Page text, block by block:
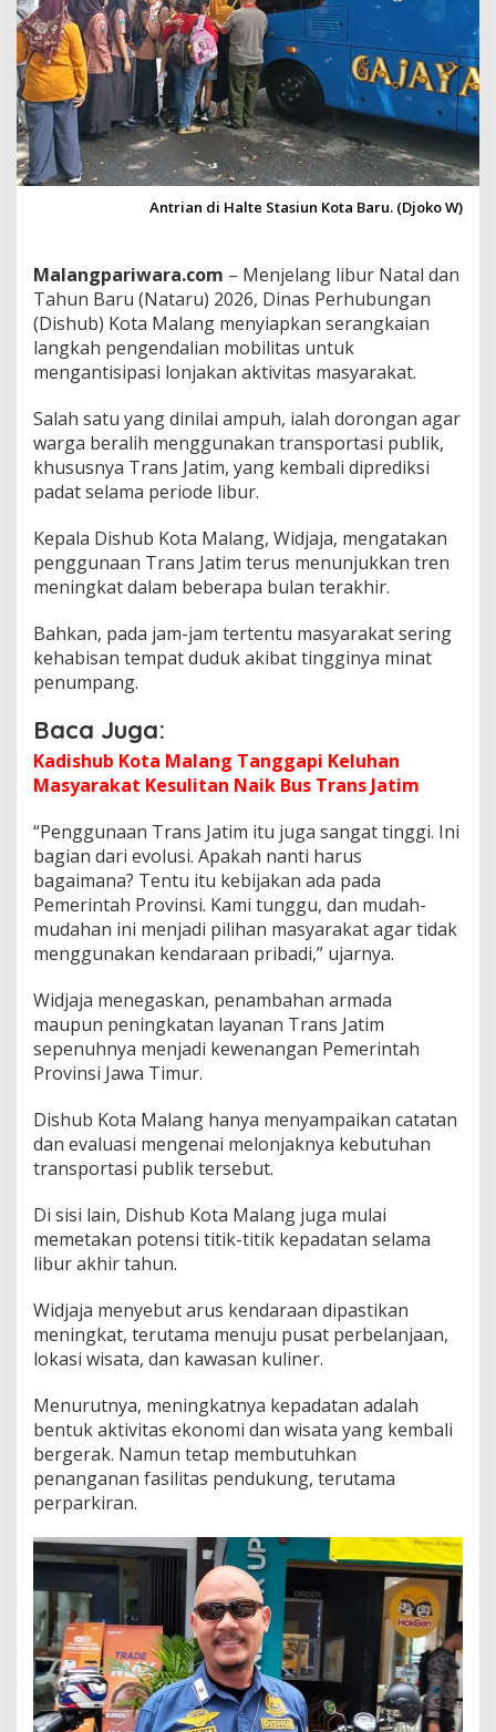
n
B
a
r
,
D
s
h
u
o
t
a
M
a
l
n
g
H
i
m
a
u
W
a
g
a
G
k
a
n
r
a
n
s
J
a
t
m
Antrian di Halte Stasiun Kota Baru. (Djoko W)
Malangpariwara.com – Menjelang libur Natal dan
Tahun Baru (Nataru) 2026, Dinas Perhubungan
(Dishub) Kota Malang menyiapkan serangkaian
langkah pengendalian mobilitas untuk
mengantisipasi lonjakan aktivitas masyarakat.
Salah satu yang dinilai ampuh, ialah dorongan agar
warga beralih menggunakan transportasi publik,
khususnya Trans Jatim, yang kembali diprediksi
padat selama periode libur.
Kepala Dishub Kota Malang, Widjaja, mengatakan
penggunaan Trans Jatim terus menunjukkan tren
meningkat dalam beberapa bulan terakhir.
Bahkan, pada jam-jam tertentu masyarakat sering
kehabisan tempat duduk akibat tingginya minat
penumpang.
Baca Juga:
Kadishub Kota Malang Tanggapi Keluhan
Masyarakat Kesulitan Naik Bus Trans Jatim
“Penggunaan Trans Jatim itu juga sangat tinggi. Ini
bagian dari evolusi. Apakah nanti harus
bagaimana? Tentu itu kebijakan ada pada
Pemerintah Provinsi. Kami tunggu, dan mudah-
mudahan ini menjadi pilihan masyarakat agar tidak
menggunakan kendaraan pribadi,” ujarnya.
Widjaja menegaskan, penambahan armada
maupun peningkatan layanan Trans Jatim
sepenuhnya menjadi kewenangan Pemerintah
Provinsi Jawa Timur.
Dishub Kota Malang hanya menyampaikan catatan
dan evaluasi mengenai melonjaknya kebutuhan
transportasi publik tersebut.
Di sisi lain, Dishub Kota Malang juga mulai
memetakan potensi titik-titik kepadatan selama
libur akhir tahun.
Widjaja menyebut arus kendaraan dipastikan
meningkat, terutama menuju pusat perbelanjaan,
lokasi wisata, dan kawasan kuliner.
Menurutnya, meningkatnya kepadatan adalah
bentuk aktivitas ekonomi dan wisata yang kembali
bergerak. Namun tetap membutuhkan
penanganan fasilitas pendukung, terutama
perparkiran.